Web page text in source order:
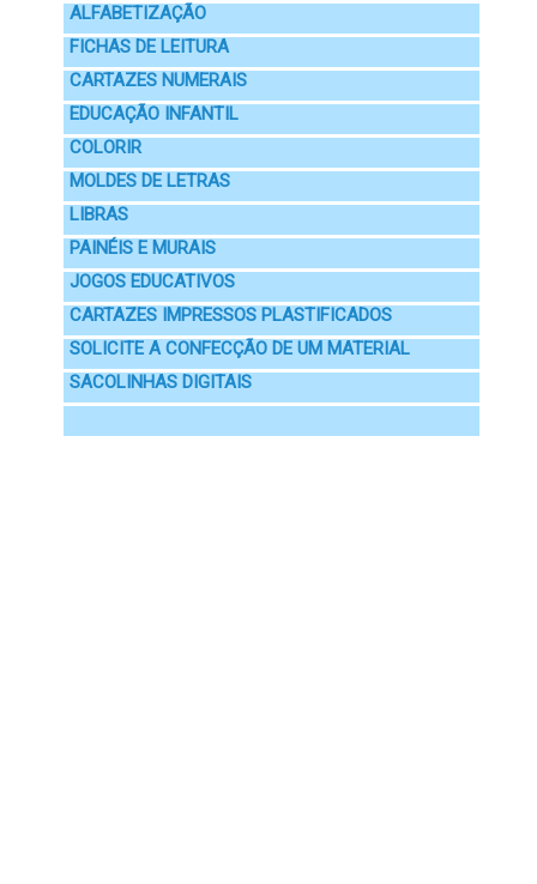
ALFABETIZAÇÃO
FICHAS DE LEITURA
CARTAZES NUMERAIS
EDUCAÇÃO INFANTIL
COLORIR
MOLDES DE LETRAS
LIBRAS
PAINÉIS E MURAIS
JOGOS EDUCATIVOS
CARTAZES IMPRESSOS PLASTIFICADOS
SOLICITE A CONFECÇÃO DE UM MATERIAL
SACOLINHAS DIGITAIS